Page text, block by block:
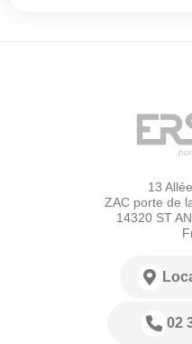
13
ZAC porte de
14320 ST
02